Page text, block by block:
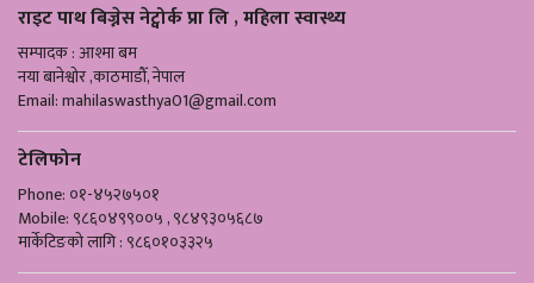
राइट पाथ बिज्नेस नेट्वोर्क प्रा लि , महिला स्वास्थ्य
सम्पादक : आश्मा बम
नया बानेश्वोर ,काठमाडौँ, नेपाल
Email:mahilaswasthya01@gmail.com
टेलिफोन
Phone: ०१-४५२७५०१
Mobile: ९८६०४९९००५ , ९८४९३०५६८७
मार्केटिङको लागि : ९८६०१०३३२५